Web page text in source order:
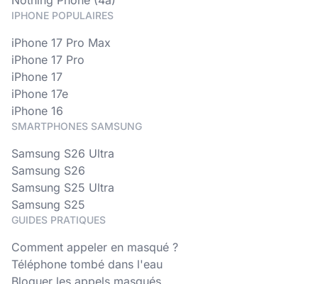
IPHONE POPULAIRES
iPhone 17 Pro Max
iPhone 17 Pro
iPhone 17
iPhone 17e
iPhone 16
SMARTPHONES SAMSUNG
Samsung S26 Ultra
Samsung S26
Samsung S25 Ultra
Samsung S25
GUIDES PRATIQUES
Comment appeler en masqué ?
Téléphone tombé dans l'eau